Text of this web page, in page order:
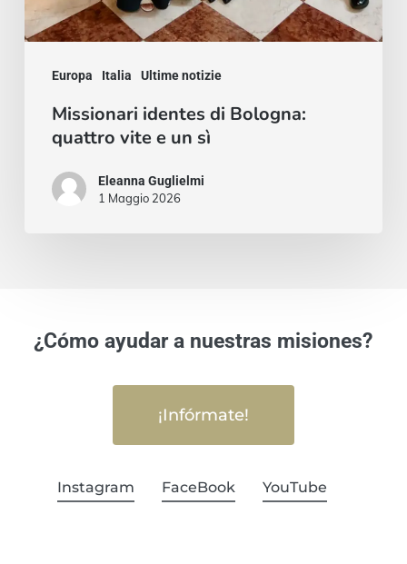
Europa Italia Ultime notizie
Missionari identes di Bologna:
quattro vite e un sì
Eleanna Guglielmi
1 Maggio 2026
¿Cómo ayudar a nuestras misiones?
¡Infórmate!
Instagram FaceBook YouTube